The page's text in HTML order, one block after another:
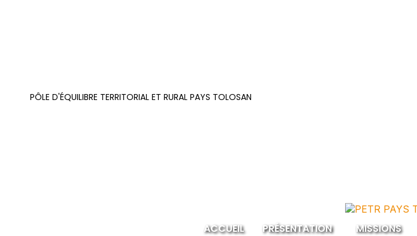
PÔLE D'ÉQUILIBRE TERRITORIAL ET RURAL PAYS TOLOSAN
ACCUEIL PRÉSENTATION MISSIONS